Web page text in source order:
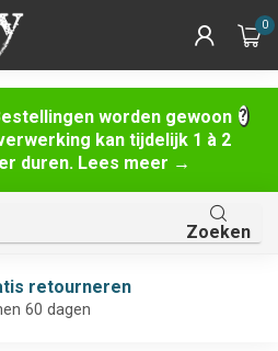
worden gewoon
kan tijdelijk 1 à 2
duren. Lees meer →
0
Zoeken
retourneren
60 dagen